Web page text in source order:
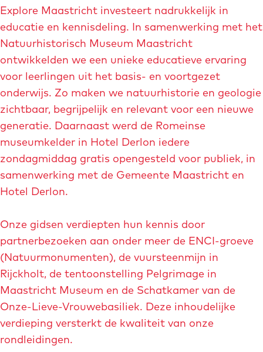
r
m
a
l
g
-
n
a
v
o
-
o
o
f
d
k
w
a
r
o
-
h
o
o
f
d
k
w
a
r
t
e
r
-
m
a
a
s
t
s
d
a
l
g
r
o
e
v
e
-
e
p
l
o
r
e
-
m
a
Explore Maastricht investeert nadrukkelijk in
educatie en kennisdeling. In samenwerking met het
Natuurhistorisch Museum Maastricht
ontwikkelden we een unieke educatieve ervaring
voor leerlingen uit het basis- en voortgezet
onderwijs. Zo maken we natuurhistorie en geologie
zichtbaar, begrijpelijk en relevant voor een nieuwe
generatie. Daarnaast werd de Romeinse
museumkelder in Hotel Derlon iedere
zondagmiddag gratis opengesteld voor publiek, in
samenwerking met de Gemeente Maastricht en
Hotel Derlon.
Onze gidsen verdiepten hun kennis door
partnerbezoeken aan onder meer de ENCI-groeve
(Natuurmonumenten), de vuursteenmijn in
Rijckholt, de tentoonstelling Pelgrimage in
Maastricht Museum en de Schatkamer van de
Onze-Lieve-Vrouwebasiliek. Deze inhoudelijke
verdieping versterkt de kwaliteit van onze
rondleidingen.